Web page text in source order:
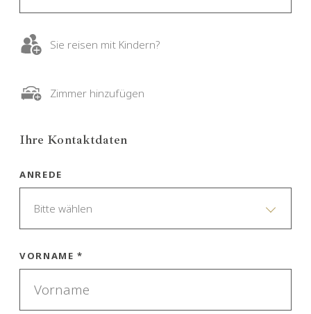
Sie reisen mit Kindern?
Zimmer hinzufügen
Ihre Kontaktdaten
ANREDE
Bitte wählen
VORNAME *